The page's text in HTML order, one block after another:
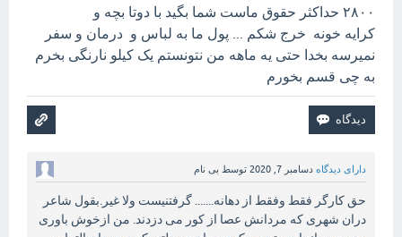
۲۸۰۰ حداکثر حقوق ماست شما بگید با دوتا بچه و
کرایه خونه خرج شکم ... پول ما به لباس و درمان و سفر
نمیرسه بخدا حتی یه ماهه من نتونستم یک کیلو نارنگی بخرم
به چی قسم بخورم
دارای دیدگاه دسامبر 7, 2020 توسط بی نام
حق کارگر فقط وفقط از دهانه....... گرفتنیست ولا غیر.بقول شاعر
دران شهری که مردانش عصا از کور می دزدند. من ازخوش باوری